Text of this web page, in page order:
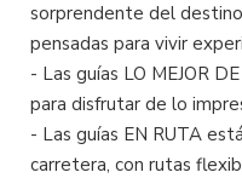
sorprendente del
pensadas para vivir
- Las guías LO MEJOR
para disfrutar de lo
- Las guías EN RUTA
carretera, con rutas